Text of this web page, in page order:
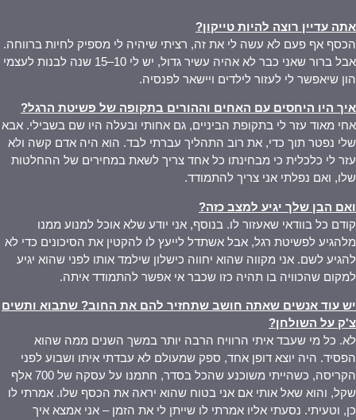
אתה עדיין רוצה להיות טייקון?
הכסף אף פעם לא עשה לי את זה, רציתי שיהיה לי מספיק לחיות ברווחה.
אבל ברור שאני כבר לא אהיה עשיר גדול, יש לי 10–15 שנה לבנות לעצמי
הון שיאפשר לי לעזור לילדים ויישאר לפנסיה.
איך היו היחסים עם האחים וההורים בתקופה של פשיטת הרגל?
אחי מאוד עזר לי בתקופת הביניים, גם אחותי ובעלה היו שם בשבילי. אבא
שלי נפטר תוך כדי, את רוב התהליך עברתי לבד. הוא היה אדם קשה ולא
עזר לי כלכלית כי מבחינתו כל אחד צריך לשאת במחירים של ההחלטות
שלו, ואם נפלתי אני צריך להתמודד.
ואם הבן שלך יגיע למצב כזה?
קודם כל בוודאי שאעזור לו. בנוסף, אני יודע שלא אוכל למנוע ממנו
מלהגיע לפשיטת רגל, אבל אשתדל לייעץ לו להקטין את הסיכונים כדי לא
להגיע לשם. אני מקווה שהוא יחווה כישלון שילמד אותו לפני שהוא יגיע
למקום שהכוויה בו תהיה כזו שכבר אי אפשר להתמודד איתה.
יש עוד אנשים שאתה חושב שתחזיר להם את החוב? שתבוא ותשים
צ'ק על השולחן?
לא. כל מי שעבד איתי הרוויח הרבה יותר במשך השנים ממה שהוא
הפסיד. היה יוצא דופן אחד, ספק שמעולם לא עבדתי איתו ושבוע לפני
הקריסה, כשהייתי משוכנע שהכל בסדר, חתמנו על עסקה של 700 אלף
שקל, והוא שאל אותי אם אני בטוח שהוא יראה את הכסף שלו. אמרתי לו
כן, וטעיתי. נסעתי אליו אמרתי לו שייתן לי את הזמן – אני אמצא איך